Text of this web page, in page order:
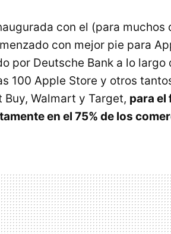
con el (para muchos
con mejor pie para
por Deutsche Bank a lo
100 Apple Store y otros
Buy, Walmart y Target, para el
en el 75% de los